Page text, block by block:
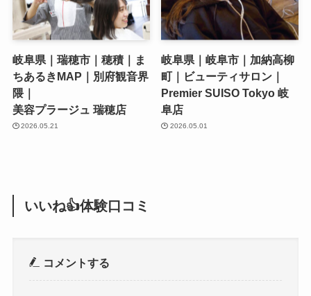
岐阜県｜瑞穂市｜穂積｜ま
ちあるきMAP｜別府観音界
隈｜
美容プラージュ 瑞穂店
2026.05.21
岐阜県｜岐阜市｜加納高柳
町｜ビューティサロン｜
Premier SUISO Tokyo 岐
阜店
2026.05.01
いいね👍体験口コミ
コメントする